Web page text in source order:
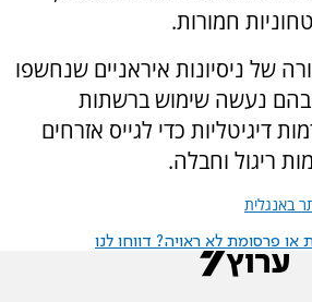
חמורות.
של ניסיונות איראניים שנחשפו
בהם נעשה שימוש ברשתות
דיגיטליות כדי לגייס אזרחים
ריגול וחבלה.
באנגלית
פרסומת לא ראויה? דווחו לנו